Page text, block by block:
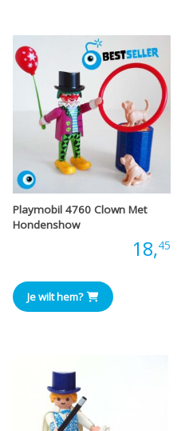
Playmobil 4760 Clown Met
Hondenshow
18,45
Je wilt hem?